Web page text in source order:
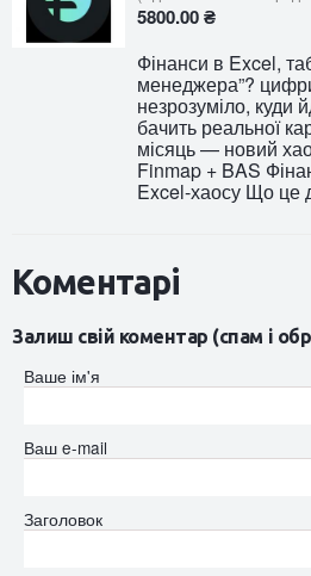
5800.00 ₴
Фінанси в Excel,
менеджера”?
незрозуміло, куди
бачить реальної
місяць — новий
Finmap + BAS
Excel-хаосу Що це
Коментарі
Залиш свій коментар (спам і
Ваше ім'я
Ваш e-mail
Заголовок